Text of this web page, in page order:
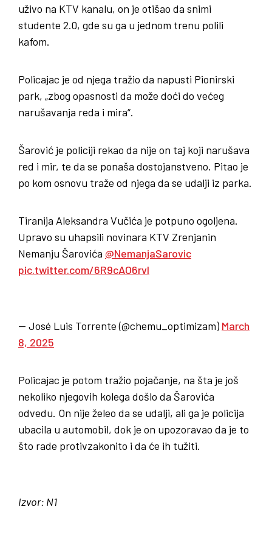
uživo na KTV kanalu, on je otišao da snimi
studente 2.0, gde su ga u jednom trenu polili
kafom.
Policajac je od njega tražio da napusti Pionirski
park, „zbog opasnosti da može doći do većeg
narušavanja reda i mira“.
Šarović je policiji rekao da nije on taj koji narušava
red i mir, te da se ponaša dostojanstveno. Pitao je
po kom osnovu traže od njega da se udalji iz parka.
Tiranija Aleksandra Vučića je potpuno ogoljena.
Upravo su uhapsili novinara KTV Zrenjanin
Nemanju Šarovića @NemanjaSarovic
pic.twitter.com/6R9cAO6rvI
— José Luis Torrente (@chemu_optimizam) March
8, 2025
Policajac je potom tražio pojačanje, na šta je još
nekoliko njegovih kolega došlo da Šarovića
odvedu. On nije želeo da se udalji, ali ga je policija
ubacila u automobil, dok je on upozoravao da je to
što rade protivzakonito i da će ih tužiti.
Izvor: N1